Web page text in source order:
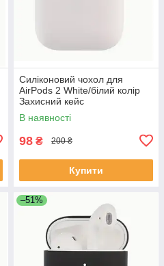
Силіконовий чохол для
AirPods 2 White/білий колір
Захисний кейс
В наявності
98 ₴ 200 ₴
Купити
–51%